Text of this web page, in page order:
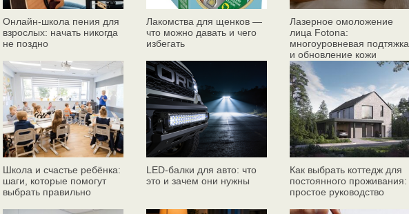
Онлайн‑школа пения для
взрослых: начать никогда
не поздно
Лакомства для щенков —
что можно давать и чего
избегать
Лазерное омоложение
лица Fotona:
многоуровневая подтяжка
и обновление кожи
Школа и счастье ребёнка:
шаги, которые помогут
выбрать правильно
LED-балки для авто: что
это и зачем они нужны
Как выбрать коттедж для
постоянного проживания:
простое руководство